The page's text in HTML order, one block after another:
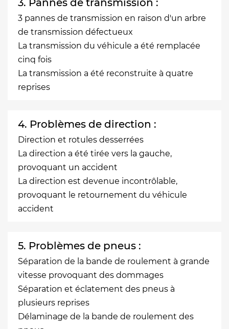
3 pannes de transmission en raison d'un arbre
de transmission défectueux
La transmission du véhicule a été remplacée
cinq fois
La transmission a été reconstruite à quatre
reprises
4. Problèmes de direction :
Direction et rotules desserrées
La direction a été tirée vers la gauche,
provoquant un accident
La direction est devenue incontrôlable,
provoquant le retournement du véhicule
accident
5. Problèmes de pneus :
Séparation de la bande de roulement à grande
vitesse provoquant des dommages
Séparation et éclatement des pneus à
plusieurs reprises
Délaminage de la bande de roulement des